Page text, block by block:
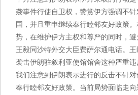
袭事件行使自卫权，赞赏伊方强调不
国，并且重申继续奉行睦邻友好政策
势，在维护伊方主权和尊严的同时，避
王毅同沙特外交大臣费萨尔通电话。
袭击伊朗驻叙利亚使馆馆舍这种严重
我们注意到伊朗表示进行的反击不针
奉行睦邻友好政策。当前局势面临走